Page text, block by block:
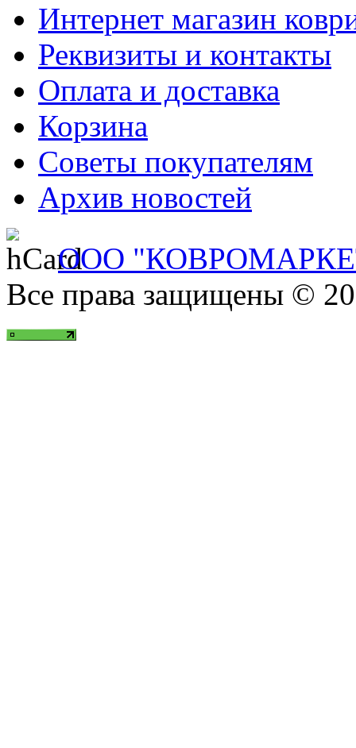
Интернет магазин
Реквизиты и контакты
Оплата и доставка
Корзина
Советы покупателям
Архив новостей
ООО
Все права защищены ©